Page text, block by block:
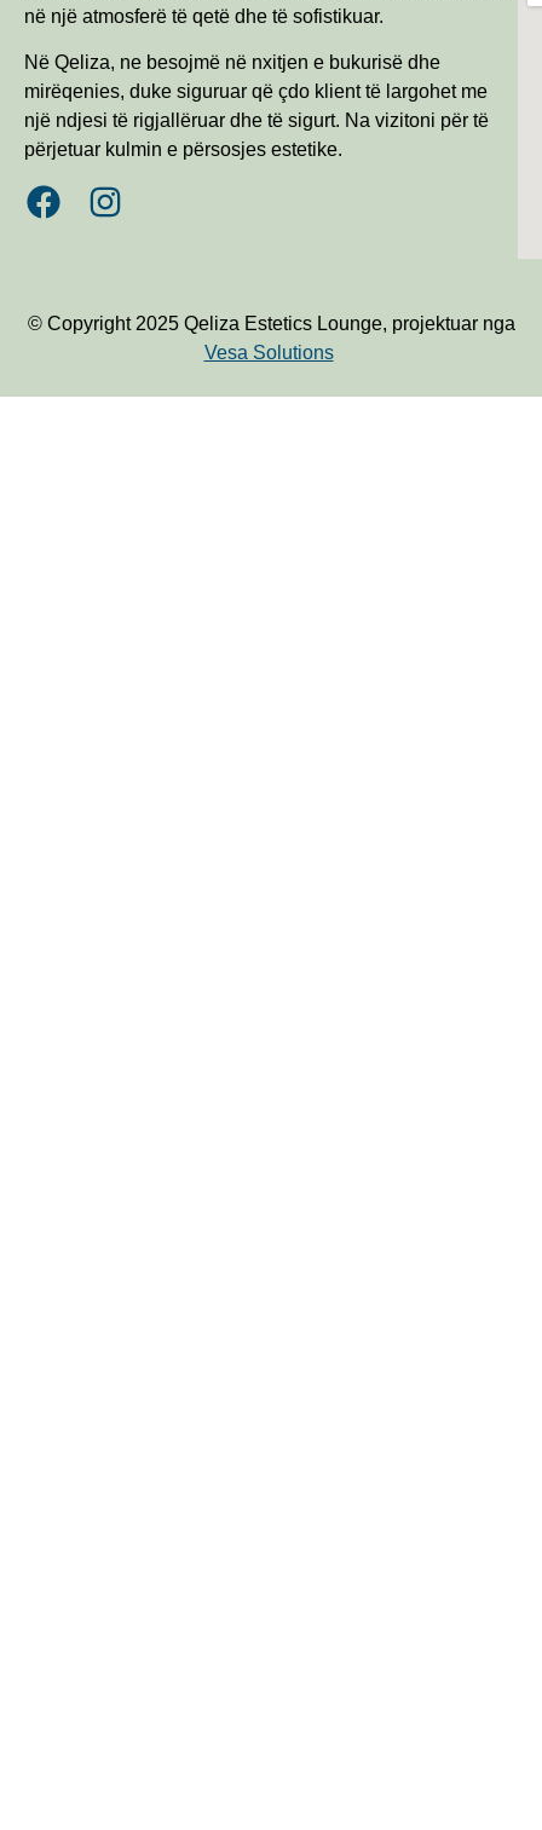
në një atmosferë të qetë dhe të sofistikuar.
Në Qeliza, ne besojmë në nxitjen e bukurisë dhe
mirëqenies, duke siguruar që çdo klient të largohet me
një ndjesi të rigjallëruar dhe të sigurt. Na vizitoni për të
përjetuar kulmin e përsosjes estetike.
© Copyright 2025 Qeliza Estetics Lounge, projektuar nga
Vesa Solutions